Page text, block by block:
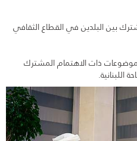
بين البلدين في القطاع الثقافي
ذات الاهتمام المشترك
اللبنانية.